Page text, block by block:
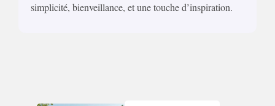
simplicité, bienveillance, et une touche d’inspiration.